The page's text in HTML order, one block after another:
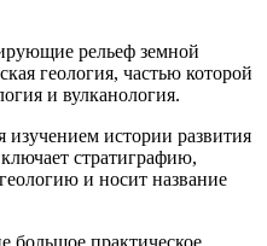
рельеф земной
геология, частью которой
и вулканология.
истории развития
стратиграфию,
и носит название
большое практическое